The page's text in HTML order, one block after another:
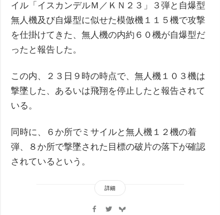
イル「イスカンデルＭ／ＫＮ２３」３弾と自爆型
無人機及び自爆型に似せた模倣機１１５機で攻撃
を仕掛けてきた、無人機の内約６０機が自爆型だ
ったと報告した。
この内、２３日９時の時点で、無人機１０３機は
撃墜した、あるいは飛翔を停止したと報告されて
いる。
同時に、６か所でミサイルと無人機１２機の着
弾、８か所で撃墜された目標の破片の落下が確認
されているという。
詳細